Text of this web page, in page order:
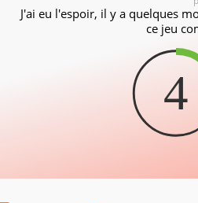
J'ai eu l'espoir, il y a quelques
ce jeu
4